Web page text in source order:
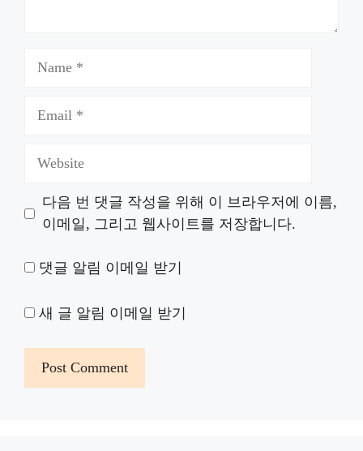
다음 번 댓글 작성을 위해 이 브라우저에 이름,
이메일, 그리고 웹사이트를 저장합니다.
댓글 알림 이메일 받기
새 글 알림 이메일 받기